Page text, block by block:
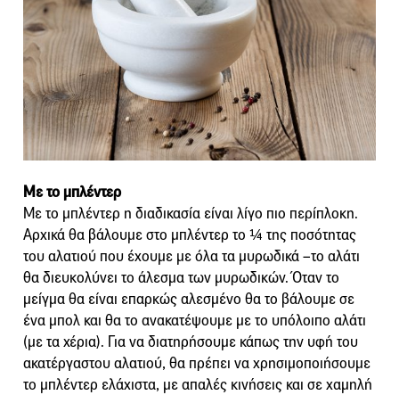
Με το μπλέντερ
Με το μπλέντερ η διαδικασία είναι λίγο πιο περίπλοκη.
Αρχικά θα βάλουμε στο μπλέντερ το ¼ της ποσότητας
του αλατιού που έχουμε με όλα τα μυρωδικά –το αλάτι
θα διευκολύνει το άλεσμα των μυρωδικών. Όταν το
μείγμα θα είναι επαρκώς αλεσμένο θα το βάλουμε σε
ένα μπολ και θα το ανακατέψουμε με το υπόλοιπο αλάτι
(με τα χέρια). Για να διατηρήσουμε κάπως την υφή του
ακατέργαστου αλατιού, θα πρέπει να χρησιμοποιήσουμε
το μπλέντερ ελάχιστα, με απαλές κινήσεις και σε χαμηλή